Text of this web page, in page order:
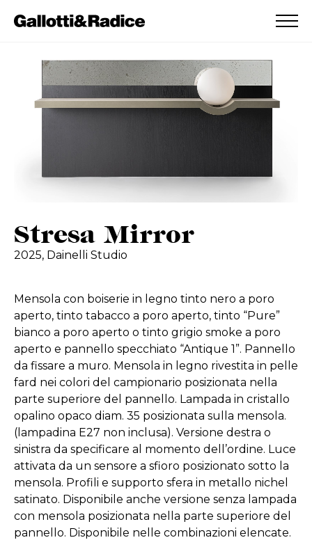
AGGIUNTO ALLA WISHLIST
Stresa Mirror
2025, Dainelli Studio
Mensola con boiserie in legno tinto nero a poro
aperto, tinto tabacco a poro aperto, tinto “Pure”
bianco a poro aperto o tinto grigio smoke a poro
aperto e pannello specchiato “Antique 1”. Pannello
da fissare a muro. Mensola in legno rivestita in pelle
fard nei colori del campionario posizionata nella
parte superiore del pannello. Lampada in cristallo
opalino opaco diam. 35 posizionata sulla mensola.
(lampadina E27 non inclusa). Versione destra o
sinistra da specificare al momento dell’ordine. Luce
attivata da un sensore a sfioro posizionato sotto la
mensola. Profili e supporto sfera in metallo nichel
satinato. Disponibile anche versione senza lampada
con mensola posizionata nella parte superiore del
pannello. Disponibile nelle combinazioni elencate.